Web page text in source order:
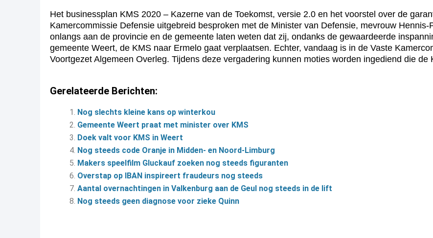
Het businessplan KMS 2020 – Kazerne van de Toekomst, versie 2.0 en het voorstel over de
Kamercommissie Defensie uitgebreid besproken met de Minister van Defensie, mevrouw
onlangs aan de provincie en de gemeente laten weten dat zij, ondanks de gewaardeerde
gemeente Weert, de KMS naar Ermelo gaat verplaatsen. Echter, vandaag is in de Vaste
Voortgezet Algemeen Overleg. Tijdens deze vergadering kunnen moties worden ingediend die
Gerelateerde Berichten:
Nog slechts kleine kans op winterkou
Gemeente Weert praat met minister over KMS
Doek valt voor KMS in Weert
Nog steeds code Oranje in Midden- en Noord-Limburg
Makers speelfilm Gluckauf zoeken nog steeds figuranten
Overstap op IBAN inspireert fraudeurs nog steeds
Aantal overnachtingen in Valkenburg aan de Geul nog steeds in de lift
Nog steeds geen diagnose voor zieke Quinn